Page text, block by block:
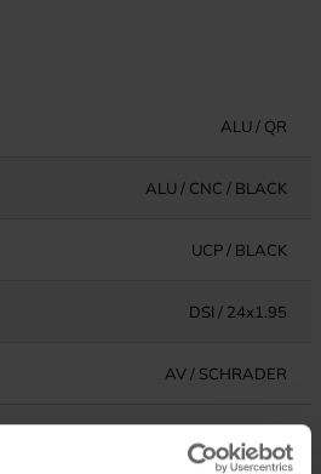
ALU / QR
ALU / CNC / BLACK
UCP / BLACK
DSI / 24x1.95
AV / SCHRADER